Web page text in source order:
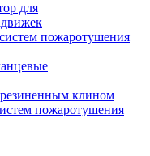
для
пожаротушения
клином
пожаротушения